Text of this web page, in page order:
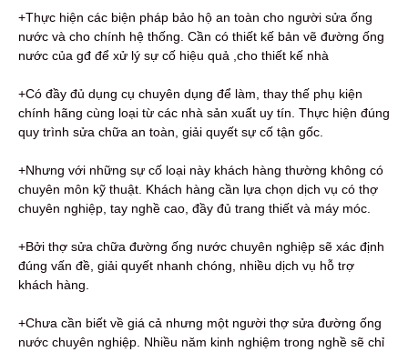
+Thực hiện các biện pháp bảo hộ an toàn cho người sửa ống
nước và cho chính hệ thống. Cần có thiết kế bản vẽ đường ống
nước của gđ để xử lý sự cố hiệu quả ,cho thiết kế nhà
+Có đầy đủ dụng cụ chuyên dụng để làm, thay thế phụ kiện
chính hãng cùng loại từ các nhà sản xuất uy tín. Thực hiện đúng
quy trình sửa chữa an toàn, giải quyết sự cố tận gốc.
+Nhưng với những sự cố loại này khách hàng thường không có
chuyên môn kỹ thuật. Khách hàng cần lựa chọn dịch vụ có thợ
chuyên nghiệp, tay nghề cao, đầy đủ trang thiết và máy móc.
+Bởi thợ sửa chữa đường ống nước chuyên nghiệp sẽ xác định
đúng vấn đề, giải quyết nhanh chóng, nhiều dịch vụ hỗ trợ
khách hàng.
+Chưa cần biết về giá cả nhưng một người thợ sửa đường ống
nước chuyên nghiệp. Nhiều năm kinh nghiệm trong nghề sẽ chỉ